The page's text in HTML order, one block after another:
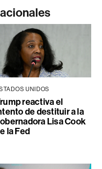
UNIDOS
reactiva el
de destituir a la
Lisa Cook
la Fed